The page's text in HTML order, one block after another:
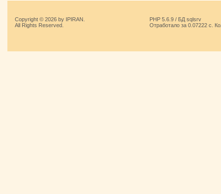
Copyright © 2026 by IPIRAN.
All Rights Reserved.
PHP 5.6.9 / БД sqlsrv
Отработало за 0.07222 с.